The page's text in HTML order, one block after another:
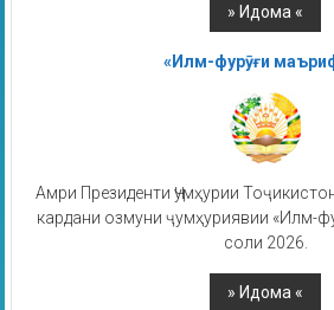
«Илм-фурӯғи
Амри Президенти Ҷумҳурии
кардани озмуни ҷумҳуриявии «Илм-
соли 2026.